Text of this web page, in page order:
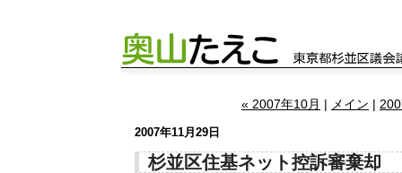
« 2007年10月 | メイン |
2007年11月29日
杉並区住基ネット控訴審棄却